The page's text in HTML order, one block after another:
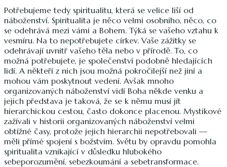
Potřebujeme tedy spiritualitu, která se velice liší od
náboženství. Spiritualita je něco velmi osobního, něco, co
se odehrává mezi vámi a Bohem. Týká se vašeho vztahu k
vesmíru. Na to nepotřebujete církev. Vaše zážitky se
odehrávají uvnitř vašeho těla nebo v přírodě. To, co
možná potřebujete, je společenství podobně hledajících
lidí. A někteří z nich jsou možná pokročilejší než jiní a
mohou vám poskytnout vedení. Avšak mnoho
organizovaných náboženství vidí Boha někde venku a
jejich představa je taková, že se k němu musí jít
hierarchickou cestou, často dokonce placenou. Mystikové
zažívali v historii organizovaných náboženství velmi
obtížné časy, protože jejich hierarchii nepotřebovali —
měli přímé spojení s božstvím. Světu by opravdu pomohla
spiritualita vznikající v důsledku hlubokého
sebeporozumění, sebezkoumání a sebetransformace.